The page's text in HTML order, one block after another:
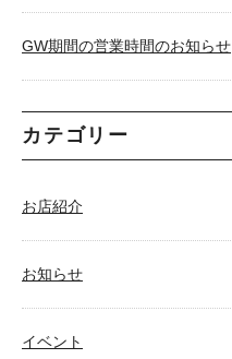
GW期間の営業時間のお知らせ
カテゴリー
お店紹介
お知らせ
イベント